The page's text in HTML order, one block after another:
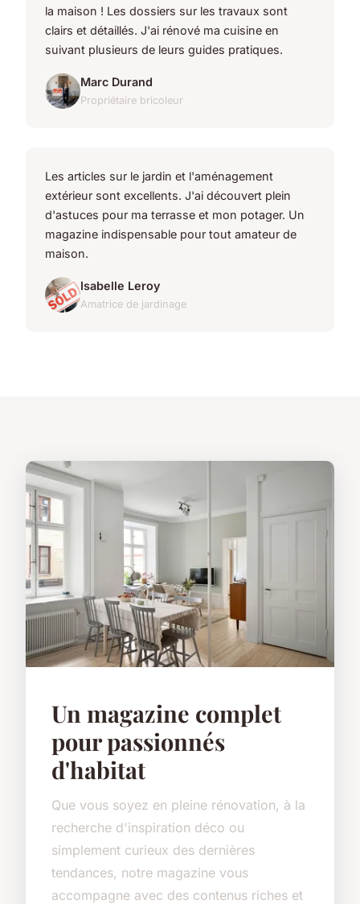
la maison ! Les dossiers sur les travaux sont
clairs et détaillés. J'ai rénové ma cuisine en
suivant plusieurs de leurs guides pratiques.
Marc Durand
Propriétaire bricoleur
Les articles sur le jardin et l'aménagement
extérieur sont excellents. J'ai découvert plein
d'astuces pour ma terrasse et mon potager. Un
magazine indispensable pour tout amateur de
maison.
Isabelle Leroy
Amatrice de jardinage
Un magazine complet
pour passionnés
d'habitat
Que vous soyez en pleine rénovation, à la
recherche d'inspiration déco ou
simplement curieux des dernières
tendances, notre magazine vous
accompagne avec des contenus riches et